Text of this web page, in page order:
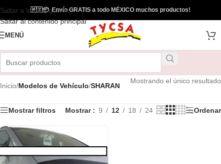
Saltar a la navegación
Saltar al contenido principal
🇲🇽📦Envío GRATIS a todo MÉXICO muchos productos!
MENÚ
Inicio/Modelos de Vehículo/SHARAN
Mostrando el único resultado
Mostrar filtros Mostrar 9 12 18 24 Ordenar